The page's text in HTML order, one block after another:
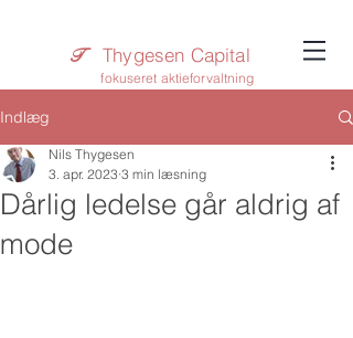
T​ Thygesen Capital
fokuseret aktieforvaltning
Indlæg
Dårlig ledelse går aldrig af
mode
Nils Thygesen
3. apr. 2023 3 min læsning